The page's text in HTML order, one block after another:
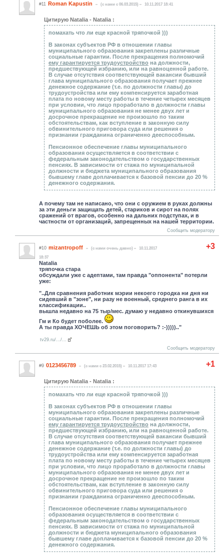
#11 Roman Kapustin (c нами с 06.03.2015) 10.11.2017 18:41
Цитирую Natalia - Natalia :
помахать что ли еще красной тряпочкой )))
В законах субъектов РФ в отношении главы
муниципального образования закреплены различные
социальные гарантии. После прекращения полномочий
ему гарантируется трудоустройство на должности,
предшествующей избранию, или на равноценной работе.
В случае отсутствия соответствующей вакансии бывший
глава муниципального образования получает прежнее
денежное содержание (т.е. по должности главы) до
трудоустройства или ему компенсируется заработная
плата по новому месту работы в течение четырех месяцев
при условии, что лицо проработало в должности главы
муниципального образования не менее двух лет и
досрочное прекращение не произошло по таким
обстоятельствам, как вступление в законную силу
обвинительного приговора суда или решения о
признании гражданина ограниченно дееспособным.
Пенсионное обеспечение главы муниципального
образования осуществляется в соответствии с
федеральным законодательством о государственных
пенсиях. В зависимости от стажа по муниципальной
должности и бюджета муниципального образования
бывшему главе доплачивается к базовой пенсии до 20 %
денежного содержания.
А почему там не написано, что они с оружием в руках должны
за эти деньги защищать детей, стариков и сирот на полях
сражений от врагов, особенно на дальних подступах, и в
частности от организаций, запрещенных на нашей территории.
Сообщить модератору
+3
#10 mizantropoff (c нами очень давно)
10.11.2017
18:37
Natalia
тряпочка стара
обсуждали уже с адептами, там правда "оппонента" потерли
уже:
"..Для сравнения работник мэрии некоего городка ни дня ни
сидевший в "зоне", ни разу не военный, среднего ранга в их
классификации..
вышла недавно на 75 тыр/мес. думаю у недавно откинувшихся
Гм и Ко будет поболее.
А ты правда ХОЧЕШЬ об этом поговорить? :-))))).."
tv29.ru/.../...
Сообщить модератору
+1
#9 0123456789 (c нами с 23.02.2015) 10.11.2017 17:43
Цитирую Natalia - Natalia :
помахать что ли еще красной тряпочкой )))
В законах субъектов РФ в отношении главы
муниципального образования закреплены различные
социальные гарантии. После прекращения полномочий
ему гарантируется трудоустройство на должности,
предшествующей избранию, или на равноценной работе.
В случае отсутствия соответствующей вакансии бывший
глава муниципального образования получает прежнее
денежное содержание (т.е. по должности главы) до
трудоустройства или ему компенсируется заработная
плата по новому месту работы в течение четырех месяцев
при условии, что лицо проработало в должности главы
муниципального образования не менее двух лет и
досрочное прекращение не произошло по таким
обстоятельствам, как вступление в законную силу
обвинительного приговора суда или решения о
признании гражданина ограниченно дееспособным.
Пенсионное обеспечение главы муниципального
образования осуществляется в соответствии с
федеральным законодательством о государственных
пенсиях. В зависимости от стажа по муниципальной
должности и бюджета муниципального образования
бывшему главе доплачивается к базовой пенсии до 20 %
денежного содержания.